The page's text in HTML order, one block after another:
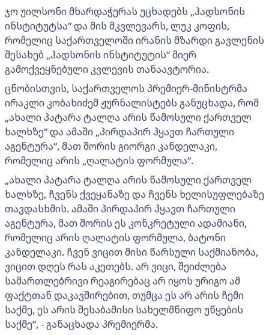
ჯო უილსონი მხარდაჭერას უცხადებს „ჰადსონის
ინსტიტუტსა“ და მის მკვლევარს, ლუკ კოფის,
რომელიც საქართველოში ირანის მზარდი გავლენის
შესახებ „ჰადსონის ინსტიტუტის“ მიერ
გამოქვეყნებული კვლევის თანაავტორია.
ცნობისთვის, საქართველოს პრემიერ-მინისტრმა
ირაკლი კობახიძემ ჟურნალისტებს განუცხადა, რომ
„ახალი პატარა ტალღა არის წამოსული ქართველ
ხალხზე“ და ამაში „პირდაპირ ჰყავთ ჩართული
აგენტურა“, მათ შორის გიორგი კანდელაკი,
რომელიც არის „ღალატის ფორმულა“.
„ახალი პატარა ტალღა არის წამოსული ქართველ
ხალხზე, ჩვენს ქვეყანაზე და ჩვენს ხელისუფლებაზე
თავდასხმის. ამაში პირდაპირ ჰყავთ ჩართული
აგენტურა, მათ შორის ეს კონკრეტული ადამიანი,
რომელიც არის ღალატის ფორმულა, ბატონი
კანდელაკი. ჩვენ ვიცით მისი წარსული საქმიანობა,
ვიცით დღეს რას აკეთებს. არ ვიცი, შეიძლება
სამართლებრივი რეაგირებაც არ იყოს ურიგო ამ
ფაქტთან დაკავშირებით, თუმცა ეს არ არის ჩემი
საქმე, ეს არის შესაბამისი სახელმწიფო უწყების
საქმე“, - განაცხადა პრემიერმა.